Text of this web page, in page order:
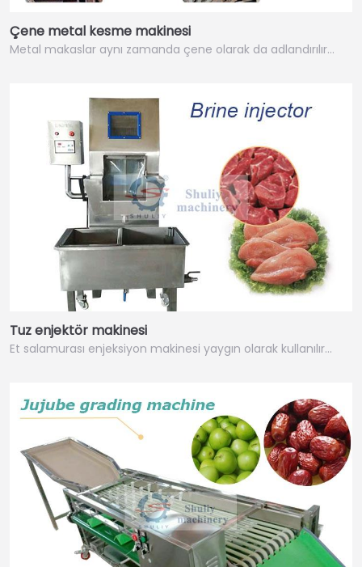
Çene metal kesme makinesi
Metal makaslar aynı zamanda çene olarak da adlandırılır…
Tuz enjektör makinesi
Et salamurası enjeksiyon makinesi yaygın olarak kullanılır…